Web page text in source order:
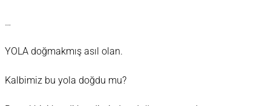
…
YOLA doğmakmış asıl olan.
Kalbimiz bu yola doğdu mu?